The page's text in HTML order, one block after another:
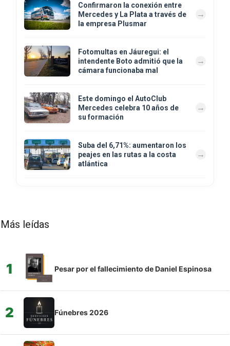
Confirmaron la conexión entre
Mercedes y La Plata a través de
la empresa Plusmar
Fotomultas en Jáuregui: el
intendente Boto admitió que la
cámara funcionaba mal
Este domingo el AutoClub
Mercedes celebra 10 años de
su formación
Suba del 6,71%: aumentaron los
peajes en las rutas a la costa
atlántica
Más leídas
1 Pesar por el fallecimiento de Daniel Espinosa
2 Fúnebres 2026